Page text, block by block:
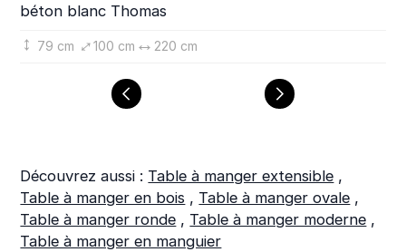
béton blanc Thomas
79 cm 100 cm 220 cm
Découvrez aussi : Table à manger extensible ,
Table à manger en bois , Table à manger ovale ,
Table à manger ronde , Table à manger moderne ,
Table à manger en manguier